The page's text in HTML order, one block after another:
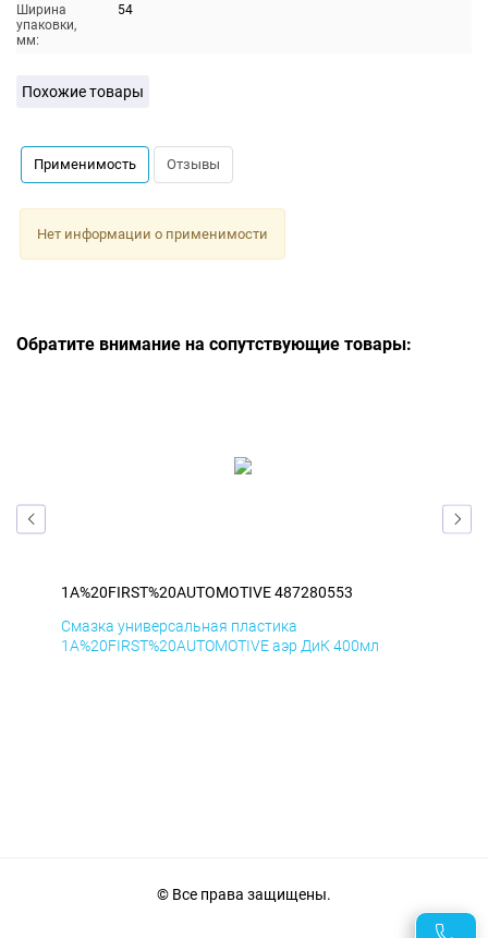
Ширина
упаковки,
мм:
54
Похожие товары
Применимость Отзывы
Нет информации о применимости
Обратите внимание на сопутствующие товары:
1A%20FIRST%20AUTOMOTIVE 487280553
Смазка универсальная пластика
1A%20FIRST%20AUTOMOTIVE аэр ДиК 400мл
© Все права защищены.